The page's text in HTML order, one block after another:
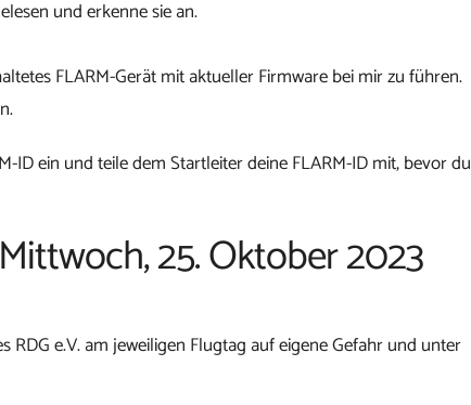
und erkenne sie an.
FLARM-Gerät mit aktueller Firmware bei mir zu führen.
ID ein und teile dem Startleiter deine FLARM-ID mit, bevor du
25. Oktober 2023
e.V. am jeweiligen Flugtag auf eigene Gefahr und unter